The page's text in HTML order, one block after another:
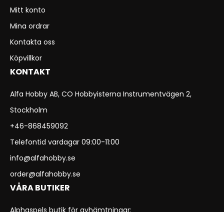
Mitt konto
Mina ordrar
Kontakta oss
Köpvillkor
KONTAKT
Alfa Hobby AB, CO Hobbyisterna Instrumentvägen 2,
Stockholm
+46-868459092
Telefontid vardagar 09:00-11:00
info@alfahobby.se
order@alfahobby.se
VÅRA BUTIKER